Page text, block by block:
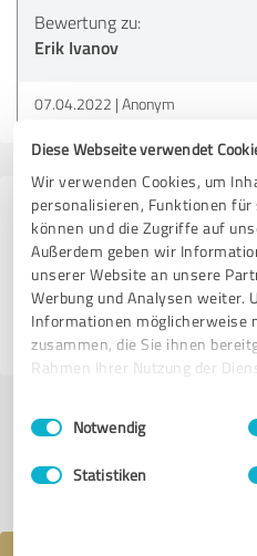
Diese Webseite verwendet
Wir verwenden Cookies, um
personalisieren, Funktionen
können und die Zugriffe auf
Außerdem geben wir
unserer Website an unsere
Werbung und Analysen weiter.
Informationen möglicherweise
zusammen, die Sie ihnen
Rahmen Ihrer Nutzung der
Impressum
Einwilligungsauswahl
Notwendig
Statistiken
Bewertung zu:
Erik Ivanov
07.04.2022 Anonym
33 Bewertungen
2 anderen
5,00
Jetzt